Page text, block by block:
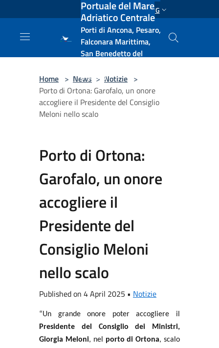
Salta al contenuto principale ENG
Portuale del Mare
Adriatico Centrale
Porti di Ancona, Pesaro,
Falconara Marittima,
San Benedetto del
e Vasto
Home > News > Notizie >
Porto di Ortona: Garofalo, un onore
accogliere il Presidente del Consiglio
Meloni nello scalo
Porto di Ortona:
Garofalo, un onore
accogliere il
Presidente del
Consiglio Meloni
nello scalo
Published on 4 April 2025 • Notizie
“Un grande onore poter accogliere il
Presidente del Consiglio dei Ministri,
Giorgia Meloni, nel porto di Ortona, scalo